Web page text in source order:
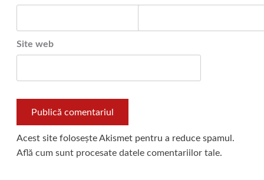
Site web
Acest site folosește Akismet pentru a reduce spamul.
Află cum sunt procesate datele comentariilor tale.